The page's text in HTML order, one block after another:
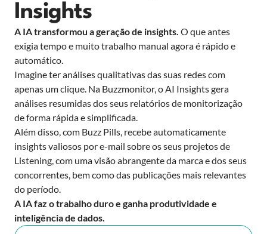
Insights
A IA transformou a geração de insights. O que antes
exigia tempo e muito trabalho manual agora é rápido e
automático.
Imagine ter análises qualitativas das suas redes com
apenas um clique. Na Buzzmonitor, o AI Insights gera
análises resumidas dos seus relatórios de monitorização
de forma rápida e simplificada.
Além disso, com Buzz Pills, recebe automaticamente
insights valiosos por e-mail sobre os seus projetos de
Listening, com uma visão abrangente da marca e dos seus
concorrentes, bem como das publicações mais relevantes
do período.
A IA faz o trabalho duro e ganha produtividade e
inteligência de dados.